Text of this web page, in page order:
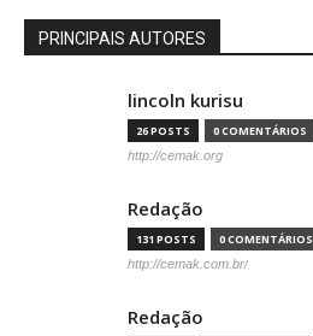
PRINCIPAIS AUTORES
lincoln kurisu
26 POSTS 0 COMENTÁRIOS
http://cemak.org
Redação
131 POSTS 0 COMENTÁRIOS
http://cemak.com.br/
Redação